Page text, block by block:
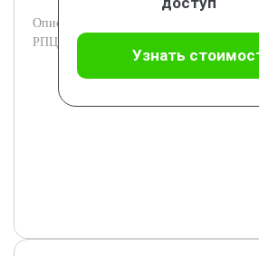
Описание повседневной жизни и
РПЦ.
Узнать